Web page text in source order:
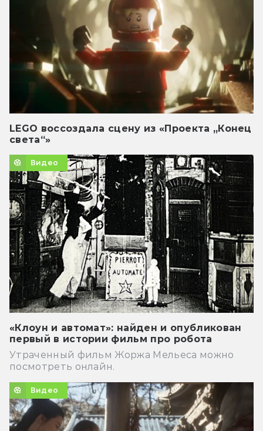
LEGO воссоздала сцену из «Проекта „Конец
света“»
Видео
«Клоун и автомат»: найден и опубликован
первый в истории фильм про робота
Утраченный фильм Жоржа Мельеса можно
посмотреть онлайн.
Видео